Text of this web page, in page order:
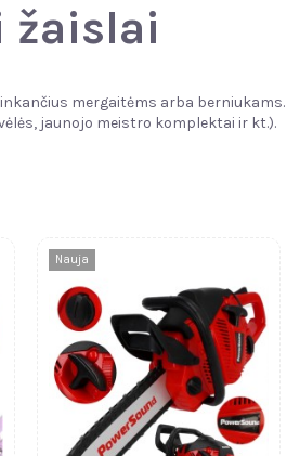
žaislai
mergaitėms arba berniukams.
jaunojo meistro komplektai ir kt.).
Nauja